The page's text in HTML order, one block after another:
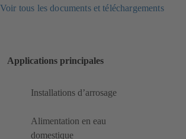
Voir tous les documents et téléchargements
Applications principales
Installations d’arrosage
Alimentation en eau
domestique